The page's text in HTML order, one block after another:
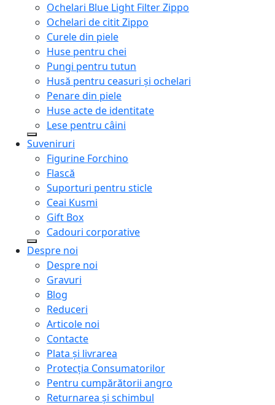
Ochelari Blue Light Filter Zippo
Ochelari de citit Zippo
Curele din piele
Huse pentru chei
Pungi pentru tutun
Husă pentru ceasuri și ochelari
Penare din piele
Huse acte de identitate
Lese pentru câini
Suveniruri
Figurine Forchino
Flască
Suporturi pentru sticle
Ceai Kusmi
Gift Box
Cadouri corporative
Despre noi
Despre noi
Gravuri
Blog
Reduceri
Articole noi
Contacte
Plata și livrarea
Protecţia Consumatorilor
Pentru cumpărătorii angro
Returnarea și schimbul